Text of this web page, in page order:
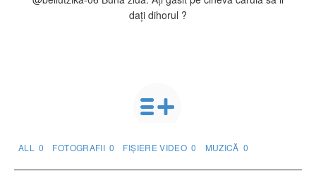
dați dihorul ?
ALL 0 FOTOGRAFII 0 FIȘIERE VIDEO 0 MUZICĂ 0